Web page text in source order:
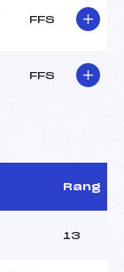
FFS
FFS
Rang
13